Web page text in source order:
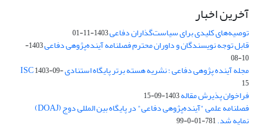
آخرین اخبار
توصیه‌های کلیدی برای سیاست‌گذاران دفاعی1403-11-01
قابل توجه نویسندگان و داوران محترم فصلنامه آینده‌پژوهی دفاعی
1403-
10-08
مجله آینده پژوهی دفاعی ؛ نشریه هسته برتر پایگاه استنادی ISC1403-09-
15
فراخوان پذیرش مقاله1403-09-15
فصلنامه علمی "آینده‌پژوهی دفاعی" در پایگاه بین المللی دوج (DOAJ)
نمایه شد.781-01-0-99